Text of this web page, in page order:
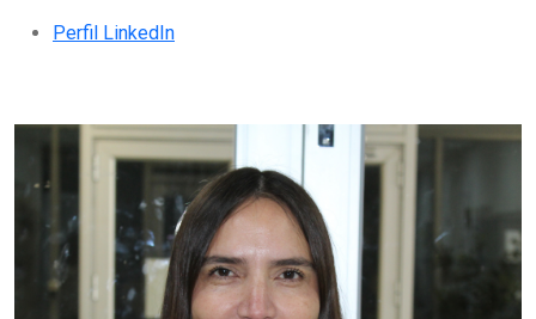
Perfil LinkedIn